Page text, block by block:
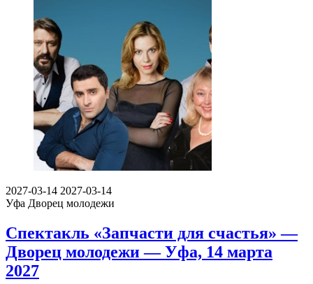
2027-03-14 2027-03-14
Уфа Дворец молодежи
Спектакль «Запчасти для счастья» —
Дворец молодежи — Уфа, 14 марта
2027